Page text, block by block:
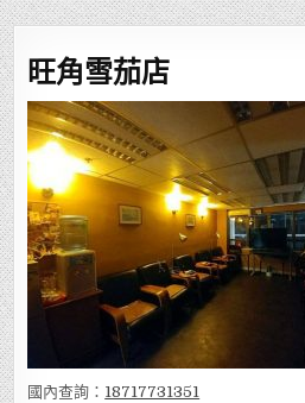
旺角雪茄店
國內查詢： 18717731351